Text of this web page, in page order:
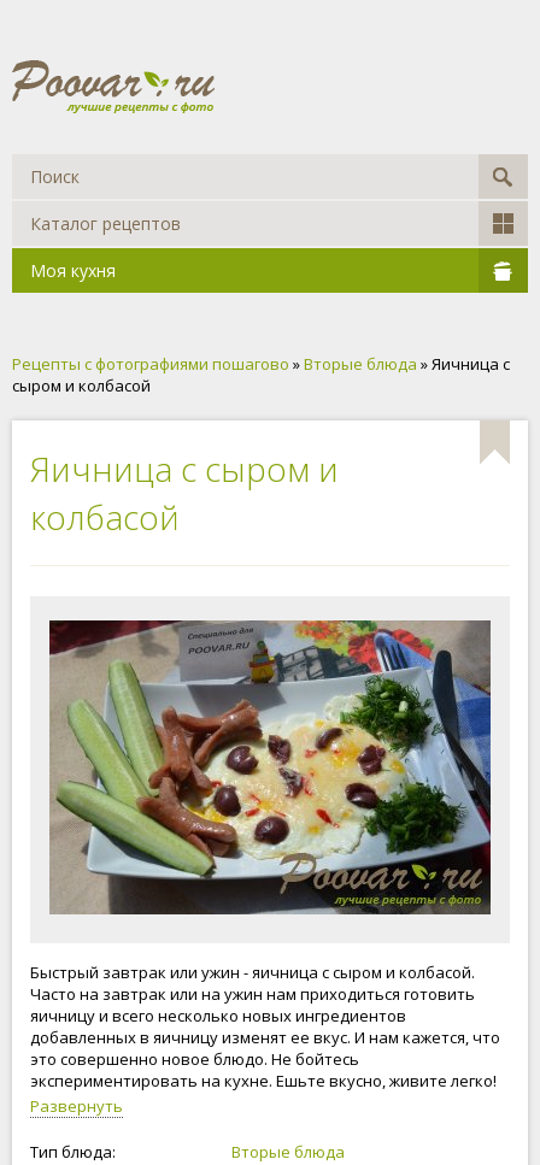
Каталог рецептов
Моя кухня
Рецепты с фотографиями пошагово »Вторые блюда » Яичница с
сыром и колбасой
Яичница с сыром и
колбасой
Быстрый завтрак или ужин - яичница с сыром и колбасой.
Часто на завтрак или на ужин нам приходиться готовить
яичницу и всего несколько новых ингредиентов
добавленных в яичницу изменят ее вкус. И нам кажется, что
это совершенно новое блюдо. Не бойтесь
экспериментировать на кухне. Ешьте вкусно, живите легко!
Развернуть
Тип блюда:
Вторые блюда